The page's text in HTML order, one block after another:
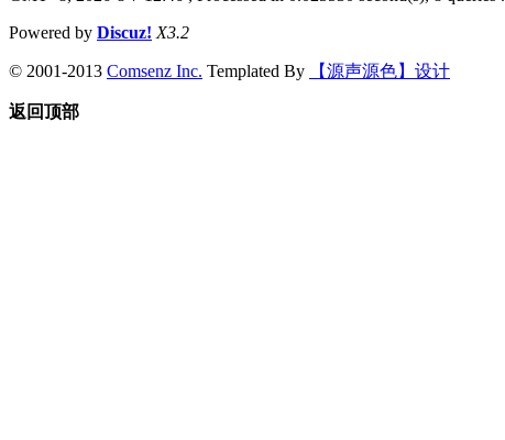
Powered by Discuz! X3.2
© 2001-2013 Comsenz Inc. Templated By 【源声源色】设计
返回顶部